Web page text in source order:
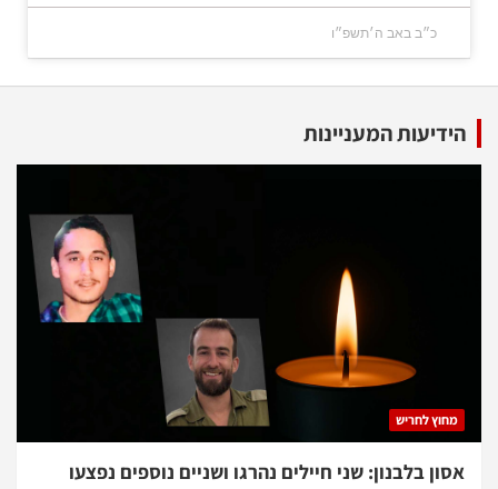
כ״ב באב ה׳תשפ״ו
הידיעות המעניינות
מחוץ לחריש
אסון בלבנון: שני חיילים נהרגו ושניים נוספים נפצעו